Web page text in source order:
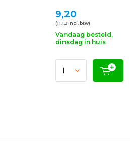
9,20
(11,13 Incl. btw)
Vandaag besteld,
dinsdag in huis